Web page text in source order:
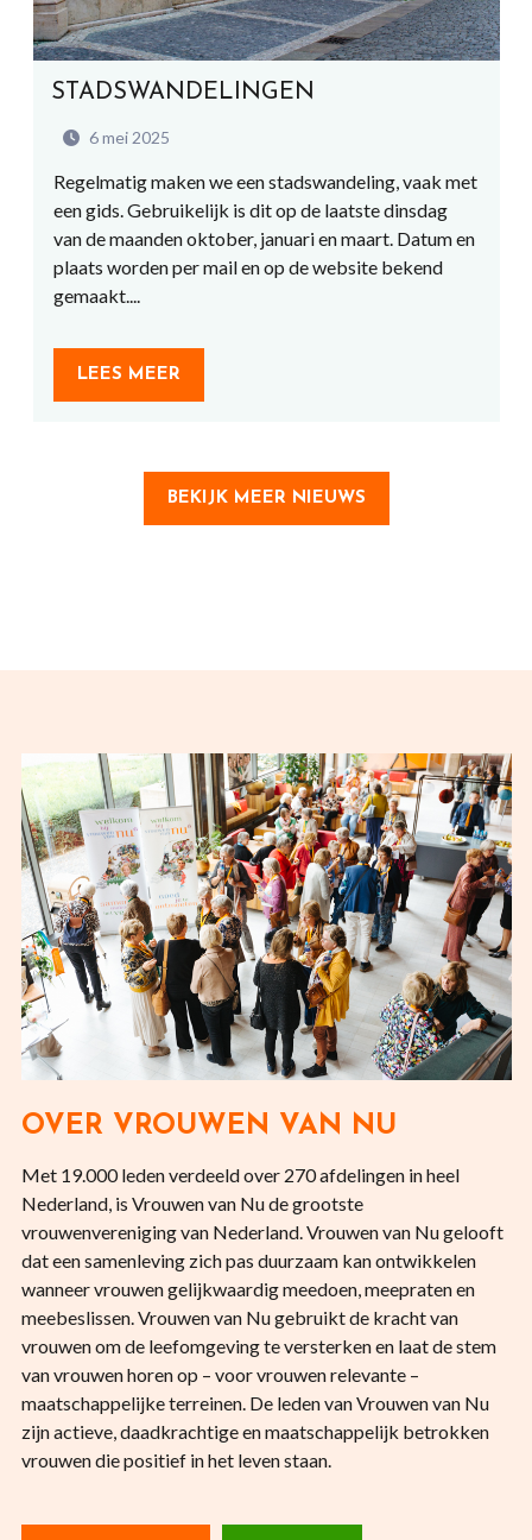
STADSWANDELINGEN
6 mei 2025
Regelmatig maken we een stadswandeling, vaak met
een gids. Gebruikelijk is dit op de laatste dinsdag
van de maanden oktober, januari en maart. Datum en
plaats worden per mail en op de website bekend
gemaakt....
LEES MEER
BEKIJK MEER NIEUWS
OVER VROUWEN VAN NU
Met 19.000 leden verdeeld over 270 afdelingen in heel
Nederland, is Vrouwen van Nu de grootste
vrouwenvereniging van Nederland. Vrouwen van Nu gelooft
dat een samenleving zich pas duurzaam kan ontwikkelen
wanneer vrouwen gelijkwaardig meedoen, meepraten en
meebeslissen. Vrouwen van Nu gebruikt de kracht van
vrouwen om de leefomgeving te versterken en laat de stem
van vrouwen horen op – voor vrouwen relevante –
maatschappelijke terreinen. De leden van Vrouwen van Nu
zijn actieve, daadkrachtige en maatschappelijk betrokken
vrouwen die positief in het leven staan.